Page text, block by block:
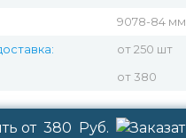
9078-84 мм
от 250 шт
от 380
от 380 Руб.